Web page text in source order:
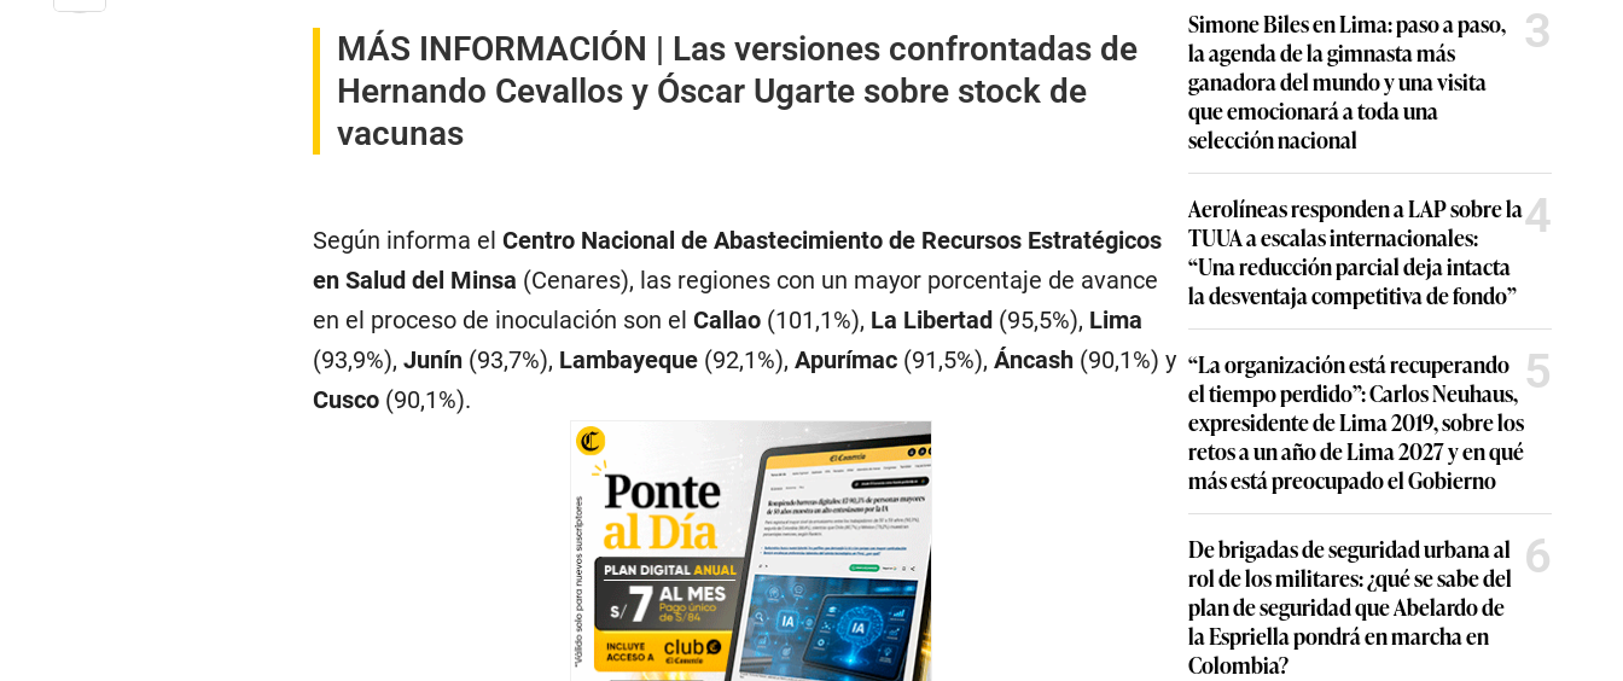
MÁS INFORMACIÓN | Las versiones confrontadas de
Hernando Cevallos y Óscar Ugarte sobre stock de
vacunas
Según informa el Centro Nacional de Abastecimiento de Recursos Estratégicos
en Salud del Minsa (Cenares), las regiones con un mayor porcentaje de avance
en el proceso de inoculación son el Callao (101,1%), La Libertad (95,5%), Lima
(93,9%), Junín (93,7%), Lambayeque (92,1%), Apurímac (91,5%), Áncash (90,1%) y
Cusco (90,1%).
Simone Biles en Lima: paso a paso,
la agenda de la gimnasta más
ganadora del mundo y una visita
que emocionará a toda una
selección nacional
3
Aerolíneas responden a LAP sobre la
TUUA a escalas internacionales:
“Una reducción parcial deja intacta
la desventaja competitiva de fondo”
4
“La organización está recuperando
el tiempo perdido”: Carlos Neuhaus,
expresidente de Lima 2019, sobre los
retos a un año de Lima 2027 y en qué
más está preocupado el Gobierno
5
De brigadas de seguridad urbana al
rol de los militares: ¿qué se sabe del
plan de seguridad que Abelardo de
la Espriella pondrá en marcha en
Colombia?
6